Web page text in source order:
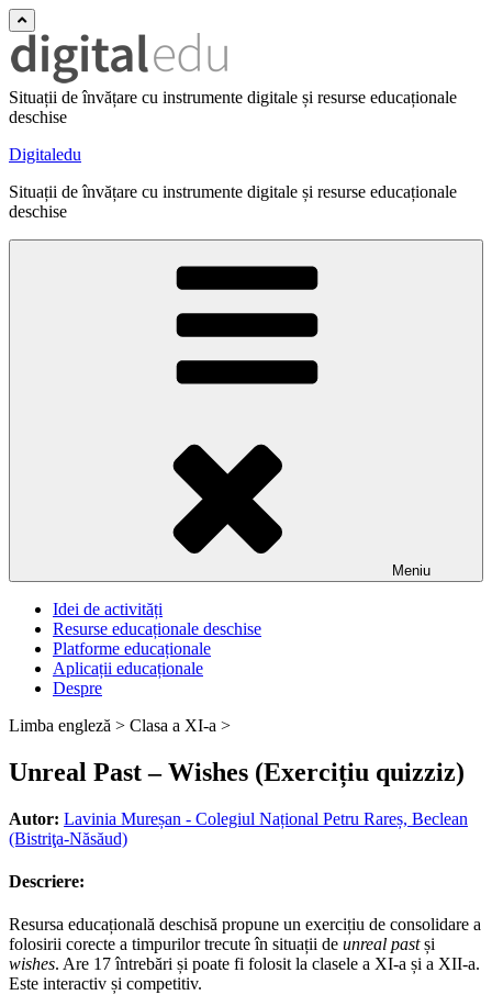
Situații de învățare cu instrumente digitale și resurse educaționale
deschise
Digitaledu
Situații de învățare cu instrumente digitale și resurse educaționale
deschise
Meniu
Idei de activități
Resurse educaționale deschise
Platforme educaționale
Aplicații educaționale
Despre
Limba engleză > Clasa a XI-a >
Unreal Past – Wishes (Exercițiu quizziz)
Autor: Lavinia Mureșan - Colegiul Național Petru Rareș, Beclean
(Bistriţa-Năsăud)
Descriere:
Resursa educațională deschisă propune un exercițiu de consolidare a
folosirii corecte a timpurilor trecute în situații de unreal pastși
wishes. Are 17 întrebări și poate fi folosit la clasele a XI-a și a XII-a.
Este interactiv și competitiv.